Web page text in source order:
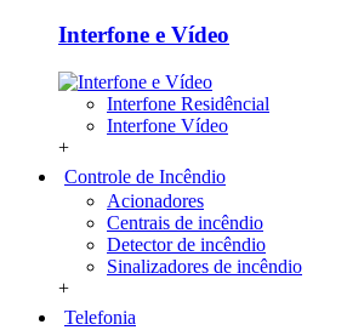
Interfone e Vídeo
Interfone Residêncial
Interfone Vídeo
+
Controle de Incêndio
Acionadores
Centrais de incêndio
Detector de incêndio
Sinalizadores de incêndio
+
Telefonia